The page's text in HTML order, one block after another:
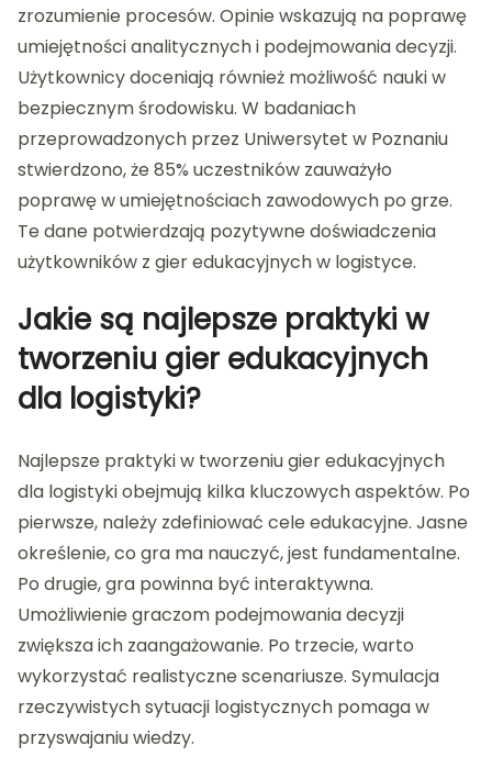
zrozumienie procesów. Opinie wskazują na poprawę
umiejętności analitycznych i podejmowania decyzji.
Użytkownicy doceniają również możliwość nauki w
bezpiecznym środowisku. W badaniach
przeprowadzonych przez Uniwersytet w Poznaniu
stwierdzono, że 85% uczestników zauważyło
poprawę w umiejętnościach zawodowych po grze.
Te dane potwierdzają pozytywne doświadczenia
użytkowników z gier edukacyjnych w logistyce.
Jakie są najlepsze praktyki w
tworzeniu gier edukacyjnych
dla logistyki?
Najlepsze praktyki w tworzeniu gier edukacyjnych
dla logistyki obejmują kilka kluczowych aspektów. Po
pierwsze, należy zdefiniować cele edukacyjne. Jasne
określenie, co gra ma nauczyć, jest fundamentalne.
Po drugie, gra powinna być interaktywna.
Umożliwienie graczom podejmowania decyzji
zwiększa ich zaangażowanie. Po trzecie, warto
wykorzystać realistyczne scenariusze. Symulacja
rzeczywistych sytuacji logistycznych pomaga w
przyswajaniu wiedzy.